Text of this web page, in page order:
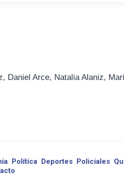
Daniel Arce, Natalia Alaniz,
Política Deportes Policiales